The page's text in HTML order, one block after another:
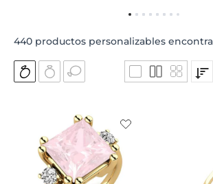
440 productos personalizables